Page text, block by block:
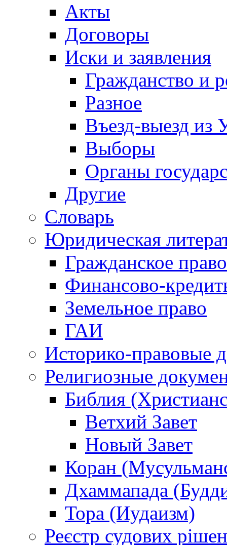
Акты
Договоры
Иски и заявления
Гражданство и
Разное
Въезд-выезд из
Выборы
Органы
Другие
Словарь
Юридическая
Гражданское право
Финансово-
Земельное право
ГАИ
Историко-правовые
Религиозные
Библия
Ветхий Завет
Новый Завет
Коран
Дхаммапада
Тора (Иудаизм)
Реєстр судових